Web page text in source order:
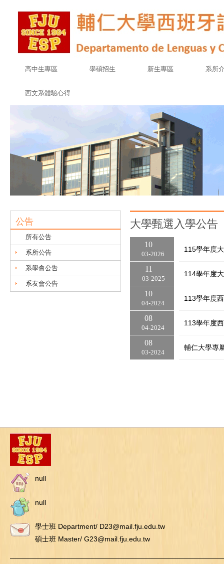
高中生專區 學碩招生 新生專區 系所
西文系體驗心得
公告
所有公告
系所公告
系學會公告
系友會公告
大學甄選入學公告
03 2026
10
115學年度
03 2025
11
114學年度
04 2024
10
113學年度
04 2024
08
113學年度
03 2024
08
輔仁大學專
null
null
學士班 Department/ D23@mail.fju.edu.tw
碩士班 Master/ G23@mail.fju.edu.tw